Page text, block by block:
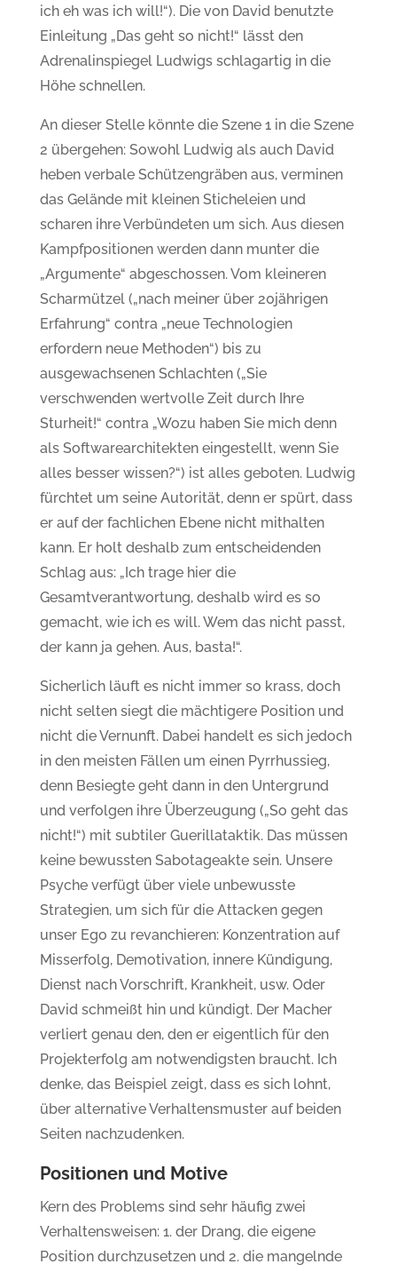
ich eh was ich will!“). Die von David benutzte
Einleitung „Das geht so nicht!“ lässt den
Adrenalinspiegel Ludwigs schlagartig in die
Höhe schnellen.
An dieser Stelle könnte die Szene 1 in die Szene
2 übergehen: Sowohl Ludwig als auch David
heben verbale Schützengräben aus, verminen
das Gelände mit kleinen Sticheleien und
scharen ihre Verbündeten um sich. Aus diesen
Kampfpositionen werden dann munter die
„Argumente“ abgeschossen. Vom kleineren
Scharmützel („nach meiner über 20jährigen
Erfahrung“ contra „neue Technologien
erfordern neue Methoden“) bis zu
ausgewachsenen Schlachten („Sie
verschwenden wertvolle Zeit durch Ihre
Sturheit!“ contra „Wozu haben Sie mich denn
als Softwarearchitekten eingestellt, wenn Sie
alles besser wissen?“) ist alles geboten. Ludwig
fürchtet um seine Autorität, denn er spürt, dass
er auf der fachlichen Ebene nicht mithalten
kann. Er holt deshalb zum entscheidenden
Schlag aus: „Ich trage hier die
Gesamtverantwortung, deshalb wird es so
gemacht, wie ich es will. Wem das nicht passt,
der kann ja gehen. Aus, basta!“.
Sicherlich läuft es nicht immer so krass, doch
nicht selten siegt die mächtigere Position und
nicht die Vernunft. Dabei handelt es sich jedoch
in den meisten Fällen um einen Pyrrhussieg,
denn Besiegte geht dann in den Untergrund
und verfolgen ihre Überzeugung („So geht das
nicht!“) mit subtiler Guerillataktik. Das müssen
keine bewussten Sabotageakte sein. Unsere
Psyche verfügt über viele unbewusste
Strategien, um sich für die Attacken gegen
unser Ego zu revanchieren: Konzentration auf
Misserfolg, Demotivation, innere Kündigung,
Dienst nach Vorschrift, Krankheit, usw. Oder
David schmeißt hin und kündigt. Der Macher
verliert genau den, den er eigentlich für den
Projekterfolg am notwendigsten braucht. Ich
denke, das Beispiel zeigt, dass es sich lohnt,
über alternative Verhaltensmuster auf beiden
Seiten nachzudenken.
Positionen und Motive
Kern des Problems sind sehr häufig zwei
Verhaltensweisen: 1. der Drang, die eigene
Position durchzusetzen und 2. die mangelnde